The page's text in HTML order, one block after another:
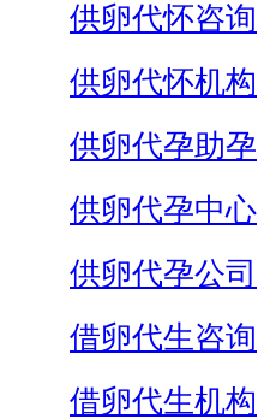
供卵代怀咨询
供卵代怀机构
供卵代孕助孕
供卵代孕中心
供卵代孕公司
借卵代生咨询
借卵代生机构